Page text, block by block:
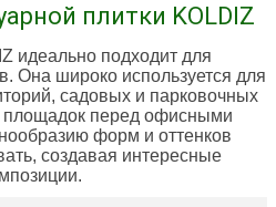
плитки KOLDIZ
идеально подходит для
Она широко используется для
садовых и парковочных
перед офисными
форм и оттенков
создавая интересные